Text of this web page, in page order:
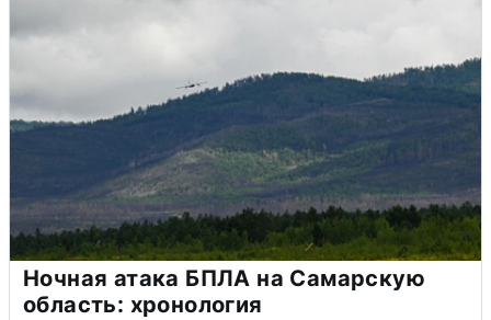
Ночная атака БПЛА на Самарскую
область: хронология